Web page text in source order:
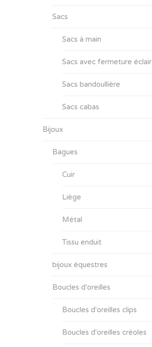
Sacs
Sacs à main
Sacs avec fermeture éclair
Sacs bandoullière
Sacs cabas
Bijoux
Bagues
Cuir
Liège
Métal
Tissu enduit
bijoux équestres
Boucles d'oreilles
Boucles d'oreilles clips
Boucles d'oreilles créoles